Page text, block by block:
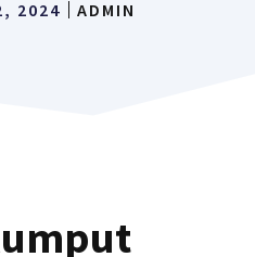
2024 ADMIN